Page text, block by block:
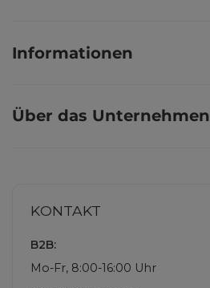
Informationen
Über das Unternehmen
KONTAKT
B2B:
Mo-Fr, 8:00-16:00 Uhr